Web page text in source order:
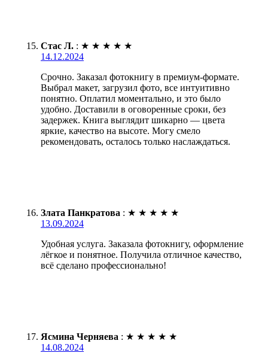
Стас Л. : ★ ★ ★ ★ ★
14.12.2024
Срочно. Заказал фотокнигу в премиум-формате.
Выбрал макет, загрузил фото, все интуитивно
понятно. Оплатил моментально, и это было
удобно. Доставили в оговоренные сроки, без
задержек. Книга выглядит шикарно — цвета
яркие, качество на высоте. Могу смело
рекомендовать, осталось только наслаждаться.
Злата Панкратова : ★ ★ ★ ★ ★
13.09.2024
Удобная услуга. Заказала фотокнигу, оформление
лёгкое и понятное. Получила отличное качество,
всё сделано профессионально!
Ясмина Черняева : ★ ★ ★ ★ ★
14.08.2024